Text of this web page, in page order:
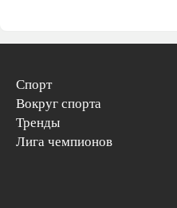
Спорт
Вокруг спорта
Тренды
Лига чемпионов